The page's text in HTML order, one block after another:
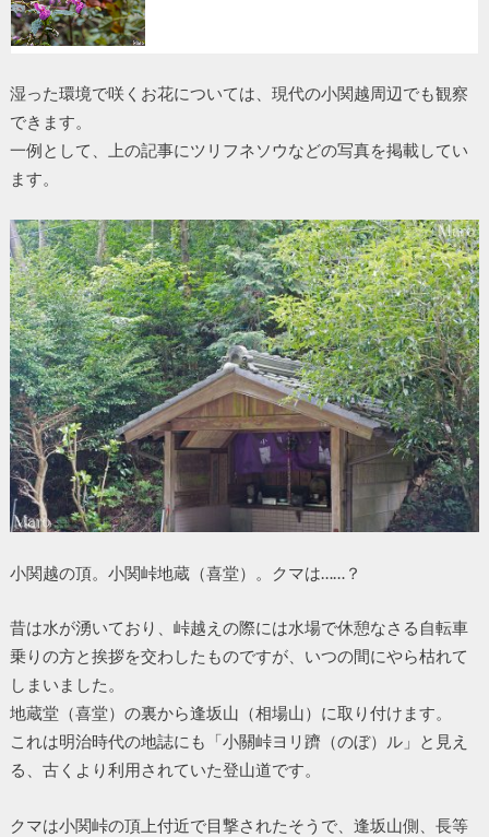
湿った環境で咲くお花については、現代の小関越周辺でも観察
できます。
一例として、上の記事にツリフネソウなどの写真を掲載してい
ます。
小関越の頂。小関峠地蔵（喜堂）。クマは……？
昔は水が湧いており、峠越えの際には水場で休憩なさる自転車
乗りの方と挨拶を交わしたものですが、いつの間にやら枯れて
しまいました。
地蔵堂（喜堂）の裏から逢坂山（相場山）に取り付けます。
これは明治時代の地誌にも「小關峠ヨリ躋（のぼ）ル」と見え
る、古くより利用されていた登山道です。
クマは小関峠の頂上付近で目撃されたそうで、逢坂山側、長等